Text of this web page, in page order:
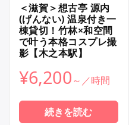
＜滋賀＞想古亭 源内
(げんない) 温泉付き一
棟貸切！竹林×和空間
で叶う本格コスプレ撮
影【木之本駅】
¥6,200
続きを読む